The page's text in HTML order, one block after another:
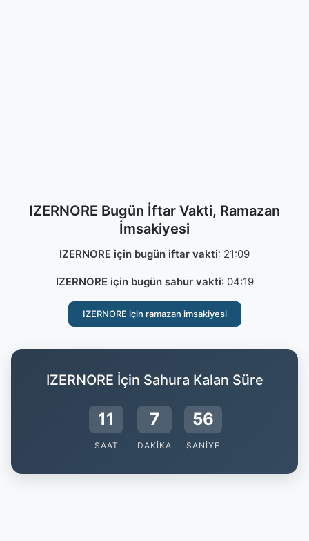
IZERNORE Bugün İftar Vakti, Ramazan
İmsakiyesi
IZERNORE için bugün iftar vakti: 21:09
IZERNORE için bugün sahur vakti: 04:19
IZERNORE için ramazan imsakiyesi
IZERNORE İçin Sahura Kalan Süre
11
SAAT
7
DAKIKA
56
SANIYE